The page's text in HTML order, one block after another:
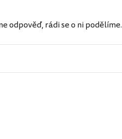
odpověď, rádi se o ni podělíme.